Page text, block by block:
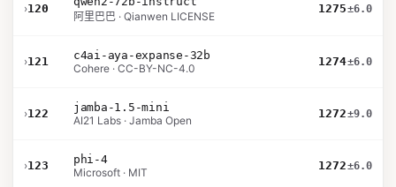
›120
阿里巴巴 · Qianwen LICENSE
1275±6.0
›121
c4ai-aya-expanse-32b
Cohere · CC-BY-NC-4.0
1274±6.0
›122
jamba-1.5-mini
AI21 Labs · Jamba Open
1272±9.0
›123
phi-4
Microsoft · MIT
1272±6.0